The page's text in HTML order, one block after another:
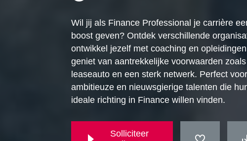
Wil jij als Finance Professional je carrière
boost geven? Ontdek verschillende
ontwikkel jezelf met coaching en
geniet van aantrekkelijke voorwaarden
leaseauto en een sterk netwerk. Perfect voor
ambitieuze en nieuwsgierige talenten die
ideale richting in Finance willen vinden.
Solliciteer